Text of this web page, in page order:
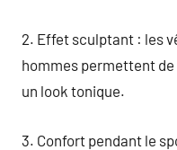
2. Effet sculptant : les
hommes permettent
un look tonique.
3. Confort pendant le